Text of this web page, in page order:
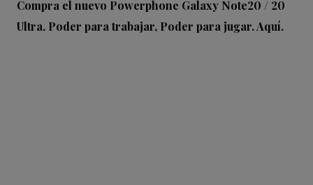
Compra el nuevo Powerphone Galaxy Note20 / 20
Ultra. Poder para trabajar, Poder para jugar. Aquí.